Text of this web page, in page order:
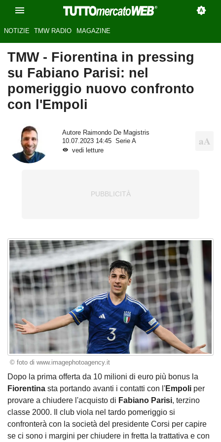
NOTIZIE TMW RADIO MAGAZINE
TMW - Fiorentina in pressing
su Fabiano Parisi: nel
pomeriggio nuovo confronto
con l'Empoli
Autore Raimondo De Magistris
10.07.2023 14:45
Serie A
vedi letture
© foto di www.imagephotoagency.it
Dopo la prima offerta da 10 milioni di euro più bonus la
Fiorentina sta portando avanti i contatti con l'Empoli per
provare a chiudere l'acquisto di Fabiano Parisi, terzino
classe 2000. Il club viola nel tardo pomeriggio si
confronterà con la società del presidente Corsi per capire
se ci sono i margini per chiudere in fretta la trattativa e con